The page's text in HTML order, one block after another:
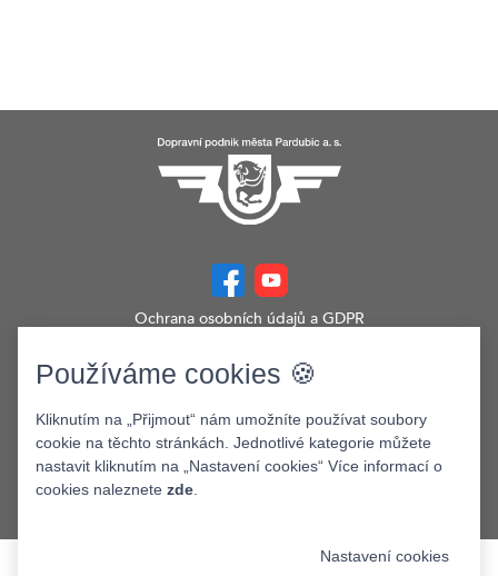
Ochrana osobních údajů a GDPR
Zobrazit verzi webu pro PC
©2026. Dopravní podnik města Pardubic a.s.
Používáme cookies 🍪
Kliknutím na „Přijmout“ nám umožníte používat soubory
cookie na těchto stránkách. Jednotlivé kategorie můžete
nastavit kliknutím na „Nastavení cookies“ Více informací o
cookies naleznete zde
Nastavení cookies